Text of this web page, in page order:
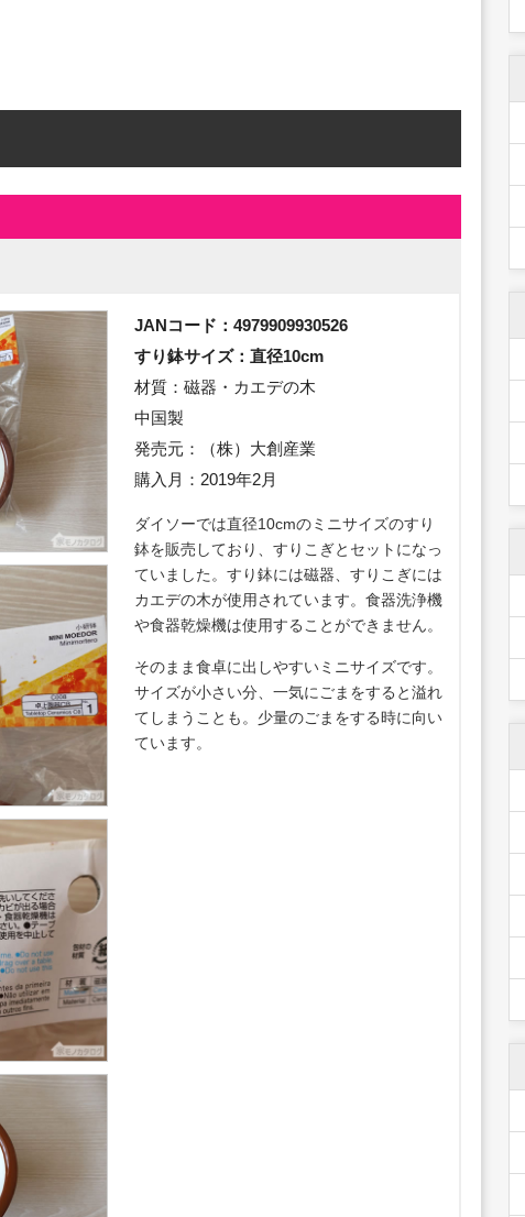
JANコード：4979909930526
すり鉢サイズ：直径10cm
材質：磁器・カエデの木
中国製
発売元：（株）大創産業
購入月：2019年2月
ダイソーでは直径10cmのミニサイズのすり
鉢を販売しており、すりこぎとセットになっ
ていました。すり鉢には磁器、すりこぎには
カエデの木が使用されています。食器洗浄機
や食器乾燥機は使用することができません。
そのまま食卓に出しやすいミニサイズです。
サイズが小さい分、一気にごまをすると溢れ
てしまうことも。少量のごまをする時に向い
ています。